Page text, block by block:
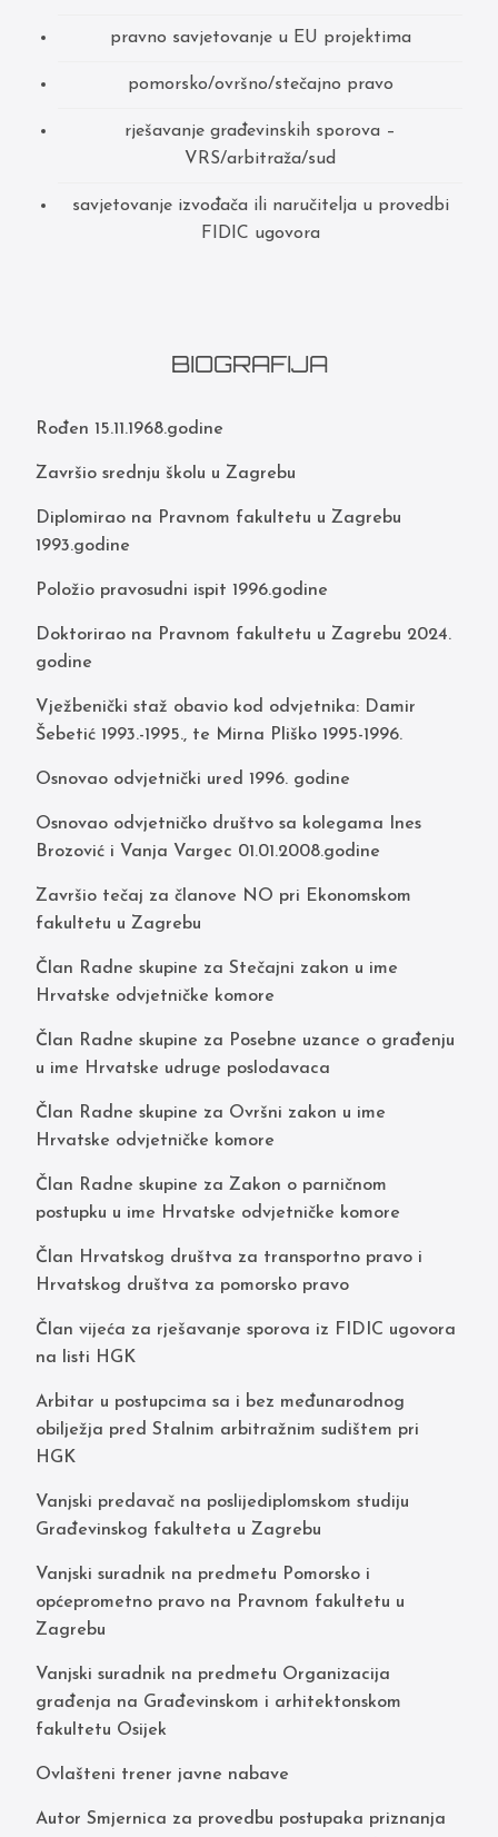
pravno savjetovanje u EU projektima
pomorsko/ovršno/stečajno pravo
rješavanje građevinskih sporova –
VRS/arbitraža/sud
savjetovanje izvođača ili naručitelja u provedbi
FIDIC ugovora
BIOGRAFIJA
Rođen 15.11.1968.godine
Završio srednju školu u Zagrebu
Diplomirao na Pravnom fakultetu u Zagrebu
1993.godine
Položio pravosudni ispit 1996.godine
Doktorirao na Pravnom fakultetu u Zagrebu 2024.
godine
Vježbenički staž obavio kod odvjetnika: Damir
Šebetić 1993.-1995., te Mirna Pliško 1995-1996.
Osnovao odvjetnički ured 1996. godine
Osnovao odvjetničko društvo sa kolegama Ines
Brozović i Vanja Vargec 01.01.2008.godine
Završio tečaj za članove NO pri Ekonomskom
fakultetu u Zagrebu
Član Radne skupine za Stečajni zakon u ime
Hrvatske odvjetničke komore
Član Radne skupine za Posebne uzance o građenju
u ime Hrvatske udruge poslodavaca
Član Radne skupine za Ovršni zakon u ime
Hrvatske odvjetničke komore
Član Radne skupine za Zakon o parničnom
postupku u ime Hrvatske odvjetničke komore
Član Hrvatskog društva za transportno pravo i
Hrvatskog društva za pomorsko pravo
Član vijeća za rješavanje sporova iz FIDIC ugovora
na listi HGK
Arbitar u postupcima sa i bez međunarodnog
obilježja pred Stalnim arbitražnim sudištem pri
HGK
Vanjski predavač na poslijediplomskom studiju
Građevinskog fakulteta u Zagrebu
Vanjski suradnik na predmetu Pomorsko i
općeprometno pravo na Pravnom fakultetu u
Zagrebu
Vanjski suradnik na predmetu Organizacija
građenja na Građevinskom i arhitektonskom
fakultetu Osijek
Ovlašteni trener javne nabave
Autor Smjernica za provedbu postupaka priznanja